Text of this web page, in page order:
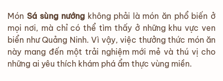
Món Sá sùng nướngkhông phải là món ăn phổ biến ở
mọi nơi, mà chỉ có thể tìm thấy ở những khu vực ven
biển như Quảng Ninh. Vì vậy, việc thưởng thức món ăn
này mang đến một trải nghiệm mới mẻ và thú vị cho
những ai yêu thích khám phá ẩm thực vùng miền.